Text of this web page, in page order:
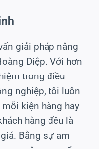
giải pháp nâng
Diệp. Với hơn
trong điều
nghiệp, tôi luôn
kiện hàng hay
hàng đều là
Bằng sự am